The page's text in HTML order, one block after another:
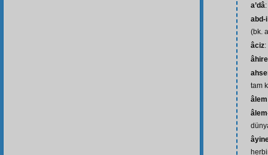
a’dâ
abd-
(bk.
âciz
tam
âlem